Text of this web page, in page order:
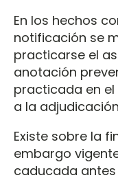
En los hechos
notificación se
practicarse el
anotación
practicada en
a la
Existe sobre la
embargo
caducada